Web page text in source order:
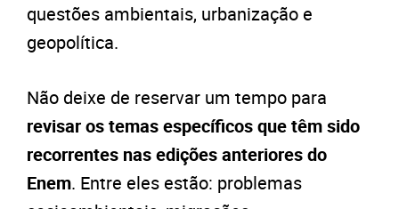
questões ambientais, urbanização e
geopolítica.
Não deixe de reservar um tempo para
revisar os temas específicos que têm sido
recorrentes nas edições anteriores do
Enem. Entre eles estão: problemas